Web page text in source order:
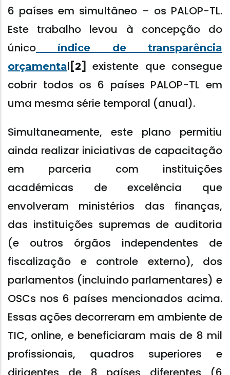
6 países em simultâneo – os PALOP-TL.
Este trabalho levou à concepção do
único índice de transparência
orçamental[2]existente que consegue
cobrir todos os 6 países PALOP-TL em
uma mesma série temporal (anual).
Simultaneamente, este plano permitiu
ainda realizar iniciativas de capacitação
em parceria com instituições
académicas de excelência que
envolveram ministérios das finanças,
das instituições supremas de auditoria
(e outros órgãos independentes de
fiscalização e controle externo), dos
parlamentos (incluindo parlamentares) e
OSCs nos 6 países mencionados acima.
Essas ações decorreram em ambiente de
TIC, online, e beneficiaram mais de 8 mil
profissionais, quadros superiores e